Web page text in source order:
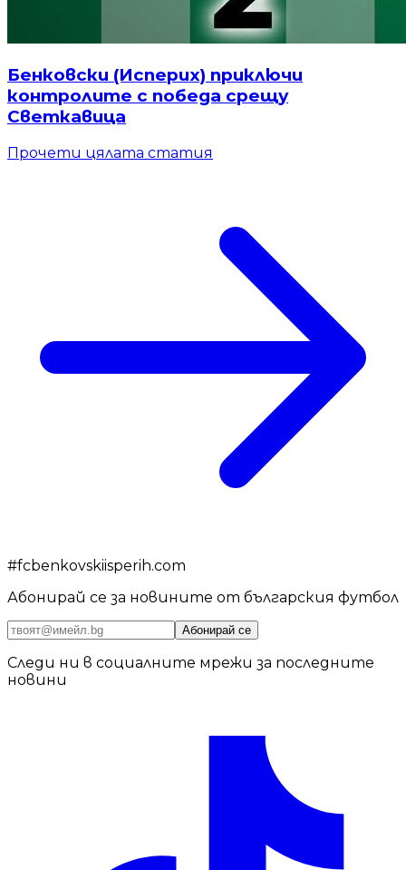
Бенковски (Исперих) приключи
контролите с победа срещу
Светкавица
Прочети цялата статия
#fcbenkovskiisperih.com
Абонирай се за новините от българския футбол
Абонирай се
Следи ни в социалните мрежи за последните
новини